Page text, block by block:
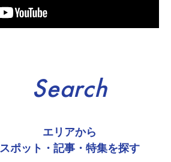
Search
エリアから
スポット・記事・特集を探す